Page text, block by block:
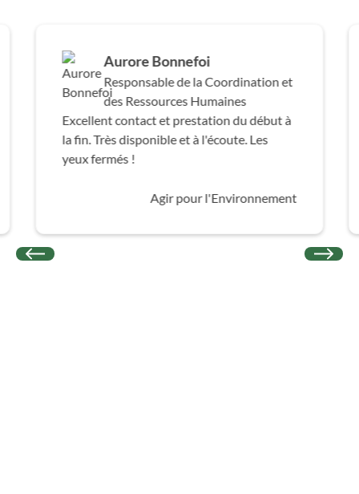
Aurore Bonnefoi
Responsable de la Coordination et
des Ressources Humaines
Excellent contact et prestation du début à
la fin. Très disponible et à l'écoute. Les
yeux fermés !
Agir pour l'Environnement